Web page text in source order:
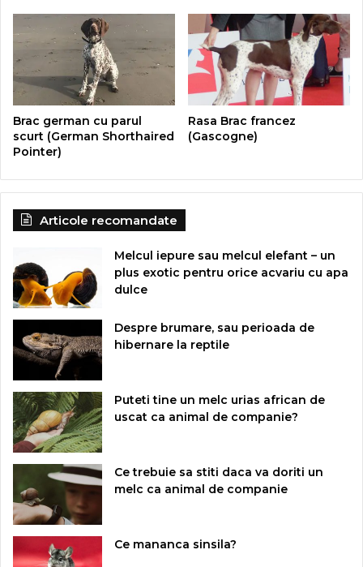
Brac german cu parul
scurt (German Shorthaired
Pointer)
Rasa Brac francez
(Gascogne)
Articole recomandate
Melcul iepure sau melcul elefant – un
plus exotic pentru orice acvariu cu apa
dulce
Despre brumare, sau perioada de
hibernare la reptile
Puteti tine un melc urias african de
uscat ca animal de companie?
Ce trebuie sa stiti daca va doriti un
melc ca animal de companie
Ce mananca sinsila?